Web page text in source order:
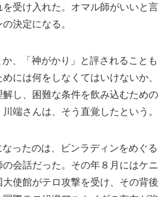
受け入れた。オマル師がいいと言
決定になる。
、「神がかり」と評されることも
には何をしなくてはいけないか、
し、困難な条件を飲み込むための
端さんは、そう直覚したという。
ったのは、ビンラディンをめぐる
会話だった。その年８月にはケニ
使館がテロ攻撃を受け、その背後